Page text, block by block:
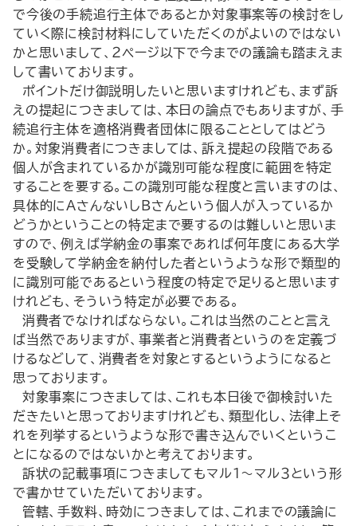
で今後の手続追行主体であるとか対象事案等の検討をし
ていく際に検討材料にしていただくのがよいのではない
かと思いまして、２ページ以下で今までの議論も踏まえま
して書いております。
ポイントだけ御説明したいと思いますけれども、まず訴
えの提起につきましては、本日の論点でもありますが、手
続追行主体を適格消費者団体に限ることとしてはどう
か。対象消費者につきましては、訴え提起の段階である
個人が含まれているかが識別可能な程度に範囲を特定
することを要する。この識別可能な程度と言いますのは、
具体的にAさんないしBさんという個人が入っているか
どうかということの特定まで要するのは難しいと思いま
すので、例えば学納金の事案であれば何年度にある大学
を受験して学納金を納付した者というような形で類型的
に識別可能であるという程度の特定で足りると思います
けれども、そういう特定が必要である。
消費者でなければならない。これは当然のことと言え
ば当然でありますが、事業者と消費者というのを定義づ
けるなどして、消費者を対象とするというようになると
思っております。
対象事案につきましては、これも本日後で御検討いた
だきたいと思っておりますけれども、類型化し、法律上そ
れを列挙するというような形で書き込んでいくというこ
とになるのではないかと考えております。
訴状の記載事項につきましてもマル１～マル３という形
で書かせていただいております。
管轄、手数料、時効につきましては、これまでの議論に